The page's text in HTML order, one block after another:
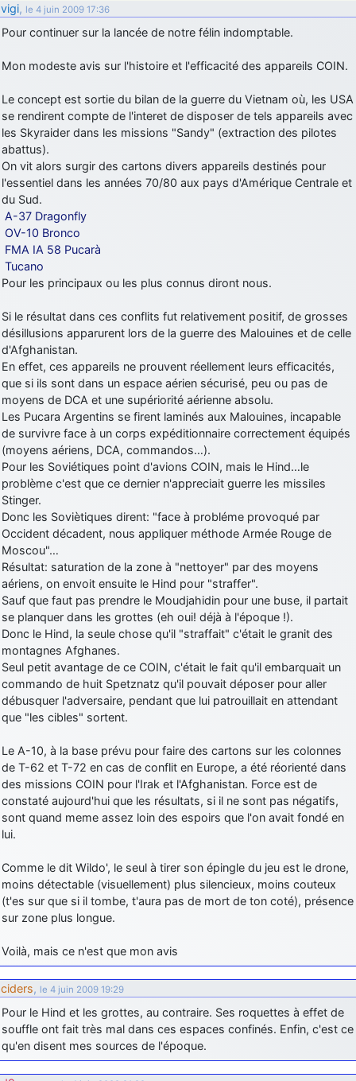
vigi, le 4 juin 2009 17:36
Pour continuer sur la lancée de notre félin indomptable.
Mon modeste avis sur l'histoire et l'efficacité des appareils COIN.
Le concept est sortie du bilan de la guerre du Vietnam où, les USA
se rendirent compte de l'interet de disposer de tels appareils avec
les Skyraider dans les missions "Sandy" (extraction des pilotes
abattus).
On vit alors surgir des cartons divers appareils destinés pour
l'essentiel dans les années 70/80 aux pays d'Amérique Centrale et
du Sud.
A-37 Dragonfly
OV-10 Bronco
FMA IA 58 Pucarà
Tucano
Pour les principaux ou les plus connus diront nous.
Si le résultat dans ces conflits fut relativement positif, de grosses
désillusions apparurent lors de la guerre des Malouines et de celle
d'Afghanistan.
En effet, ces appareils ne prouvent réellement leurs efficacités,
que si ils sont dans un espace aérien sécurisé, peu ou pas de
moyens de DCA et une supériorité aérienne absolu.
Les Pucara Argentins se firent laminés aux Malouines, incapable
de survivre face à un corps expéditionnaire correctement équipés
(moyens aériens, DCA, commandos…).
Pour les Soviétiques point d'avions COIN, mais le Hind…le
problème c'est que ce dernier n'appreciait guerre les missiles
Stinger.
Donc les Soviètiques dirent: "face à probléme provoqué par
Occident décadent, nous appliquer méthode Armée Rouge de
Moscou"…
Résultat: saturation de la zone à "nettoyer" par des moyens
aériens, on envoit ensuite le Hind pour "straffer".
Sauf que faut pas prendre le Moudjahidin pour une buse, il partait
se planquer dans les grottes (eh oui! déjà à l'époque !).
Donc le Hind, la seule chose qu'il "straffait" c'était le granit des
montagnes Afghanes.
Seul petit avantage de ce COIN, c'était le fait qu'il embarquait un
commando de huit Spetznatz qu'il pouvait déposer pour aller
débusquer l'adversaire, pendant que lui patrouillait en attendant
que "les cibles" sortent.
Le A-10, à la base prévu pour faire des cartons sur les colonnes
de T-62 et T-72 en cas de conflit en Europe, a été réorienté dans
des missions COIN pour l'Irak et l'Afghanistan. Force est de
constaté aujourd'hui que les résultats, si il ne sont pas négatifs,
sont quand meme assez loin des espoirs que l'on avait fondé en
lui.
Comme le dit Wildo', le seul à tirer son épingle du jeu est le drone,
moins détectable (visuellement) plus silencieux, moins couteux
(t'es sur que si il tombe, t'aura pas de mort de ton coté), présence
sur zone plus longue.
Voilà, mais ce n'est que mon avis
ciders, le 4 juin 2009 19:29
Pour le Hind et les grottes, au contraire. Ses roquettes à effet de
souffle ont fait très mal dans ces espaces confinés. Enfin, c'est ce
qu'en disent mes sources de l'époque.